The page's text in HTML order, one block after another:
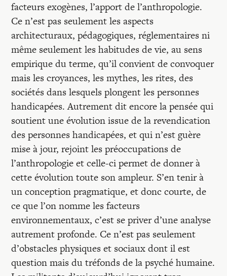
facteurs exogènes, l’apport de l’anthropologie.
Ce n’est pas seulement les aspects
architecturaux, pédagogiques, réglementaires ni
même seulement les habitudes de vie, au sens
empirique du terme, qu’il convient de convoquer
mais les croyances, les mythes, les rites, des
sociétés dans lesquels plongent les personnes
handicapées. Autrement dit encore la pensée qui
soutient une évolution issue de la revendication
des personnes handicapées, et qui n’est guère
mise à jour, rejoint les préoccupations de
l’anthropologie et celle-ci permet de donner à
cette évolution toute son ampleur. S’en tenir à
un conception pragmatique, et donc courte, de
ce que l’on nomme les facteurs
environnementaux, c’est se priver d’une analyse
autrement profonde. Ce n’est pas seulement
d’obstacles physiques et sociaux dont il est
question mais du tréfonds de la psyché humaine.